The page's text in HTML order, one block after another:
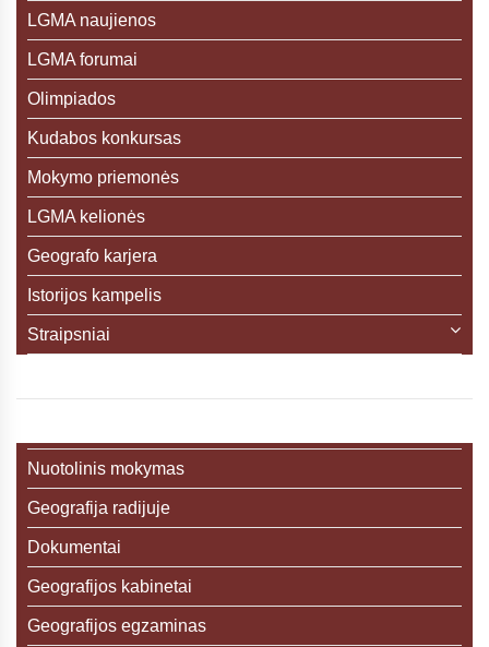
LGMA naujienos
LGMA forumai
Olimpiados
Kudabos konkursas
Mokymo priemonės
LGMA kelionės
Geografo karjera
Istorijos kampelis
Straipsniai
Nuotolinis mokymas
Geografija radijuje
Dokumentai
Geografijos kabinetai
Geografijos egzaminas